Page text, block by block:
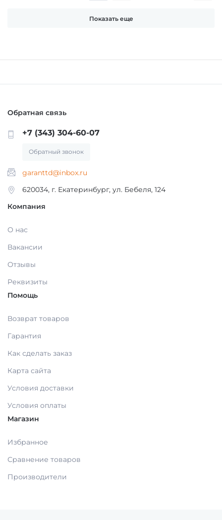
Показать еще
Обратная связь
+7 (343) 304-60-07
Обратный звонок
garanttd@inbox.ru
620034, г. Екатеринбург, ул. Бебеля, 124
Компания
О нас
Вакансии
Отзывы
Реквизиты
Помощь
Возврат товаров
Гарантия
Как сделать заказ
Карта сайта
Условия доставки
Условия оплаты
Магазин
Избранное
Сравнение товаров
Производители